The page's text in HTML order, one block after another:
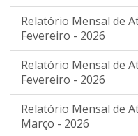
Relatório Mensal de
Fevereiro - 2026
Relatório Mensal de
Fevereiro - 2026
Relatório Mensal de
Março - 2026